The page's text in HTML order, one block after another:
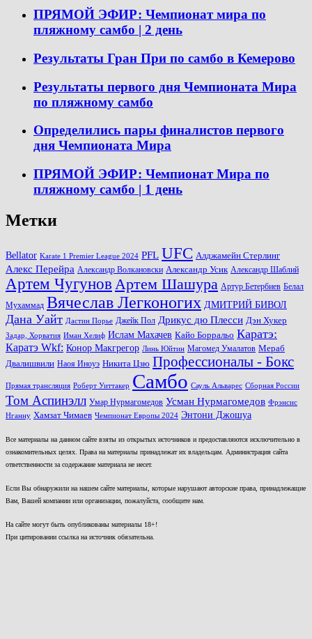
ПРЯМОЙ ЭФИР: Чемпионат мира по
пляжному самбо | 2 день
Результаты Гран При по самбо в Кемерово
Результаты первого дня Чемпионата Мира
по пляжному самбо
Определились пары финалистов первого
дня Чемпионата Мира
ПРЯМОЙ ЭФИР: Чемпионат Мира по
пляжному самбо | 1 день
Метки
Bellator Karate 1 Premier League 2024 PFL UFC Алджамейн Стерлинг
Алекс Перейра Александр Волкановски Александр Усик Александр Шаблий
Артем Чугунов Артем Шашура Артур Бетербиев Белал
Мухаммад Вячеслав Легконогих ДМИТРИЙ БИВОЛ
Дана Уайт Дастин Порье Джейк Пол Дрикус дю Плесси Дэн Хукер
Задар, Хорватия Иман Хелиф Ислам Махачев Кайо Борральо Каратэ:
Каратэ Wkf: Конор Макгрегор Линь Юйтин Магомед Умалатов Мераб
Двалишвили Наоя Иноуэ Никита Цзю Профессионалы - Бокс
Прямая трансляция Роберт Уиттакер Самбо Сауль Альварес Сборная России
Том Аспинэлл Умар Нурмагомедов Усман Нурмагомедов Фрэнсис
Нганну Хамзат Чимаев Чемпионат Европы 2024 Энтони Джошуа
Все материалы на данном сайте взяты из открытых источников и предоставляются исключительно в
ознакомительных целях. Права на материалы принадлежат их владельцам. Администрация сайта
ответственности за содержание материала не несет.
Если Вы обнаружили на нашем сайте материалы, которые нарушают авторские права, принадлежащие
Вам, Вашей компании или организации, пожалуйста, сообщите нам.
На сайте могут быть опубликованы материалы 18+!
При цитировании ссылка на источник обязательна.